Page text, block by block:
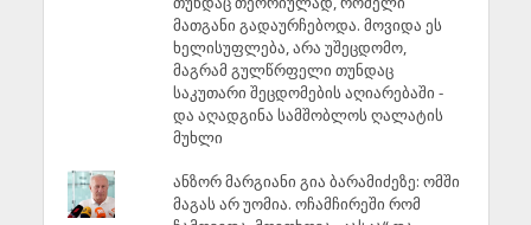
მათგანი გადაურჩებოდა. მოვიდა ეს
ხელისუფლება, არა უშეცდომო,
მაგრამ გულწრფელი თუნდაც
საკუთარი შეცდომების აღიარებაში -
და აღადგინა სამშობლოს ღალატის
მუხლი
ანზორ მარგიანი გია ბარამიძეზე: ომში
მაგას არ უომია. ოჩამჩირეში რომ